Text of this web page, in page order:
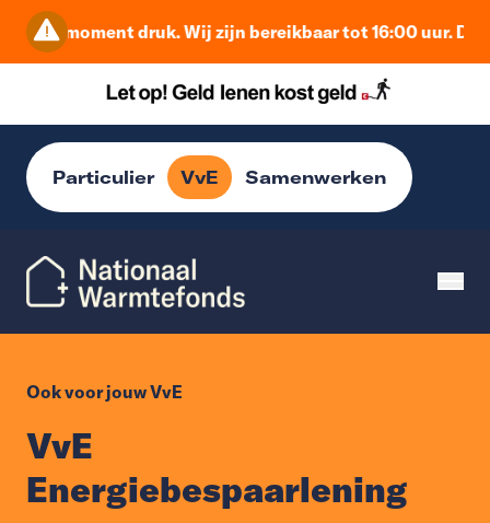
druk. Wij zijn bereikbaar tot 16:00 uur. Daarna
Particulier VvE Samenwerken
Ook voor jouw VvE
VvE
Energiebespaarlening